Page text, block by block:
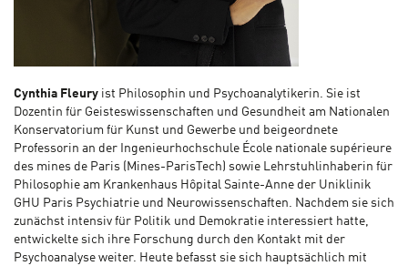
Cynthia Fleury ist Philosophin und Psychoanalytikerin. Sie ist
Dozentin für Geisteswissenschaften und Gesundheit am Nationalen
Konservatorium für Kunst und Gewerbe und beigeordnete
Professorin an der Ingenieurhochschule École nationale supérieure
des mines de Paris (Mines-ParisTech) sowie Lehrstuhlinhaberin für
Philosophie am Krankenhaus Hôpital Sainte-Anne der Uniklinik
GHU Paris Psychiatrie und Neurowissenschaften. Nachdem sie sich
zunächst intensiv für Politik und Demokratie interessiert hatte,
entwickelte sich ihre Forschung durch den Kontakt mit der
Psychoanalyse weiter. Heute befasst sie sich hauptsächlich mit